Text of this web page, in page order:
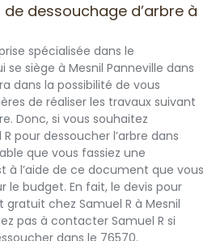
dessouchage d’arbre à
spécialisée dans le
se siège à Mesnil Panneville dans
dans la possibilité de vous
de réaliser les travaux suivant
Donc, si vous souhaitez
pour dessoucher l’arbre dans
que vous fassiez une
à l’aide de ce document que vous
le budget. En fait, le devis pour
chez Samuel R à Mesnil
pas à contacter Samuel R si